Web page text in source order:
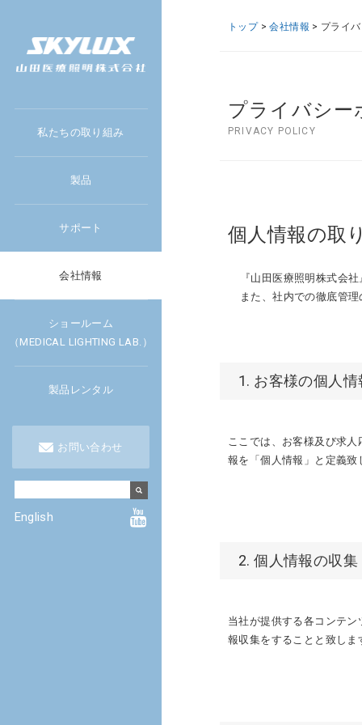
私たちの取り組み
製品
サポート
会社情報
ショールーム
（MEDICAL LIGHTING LAB.）
製品レンタル
お問い合わせ
English
トップ>会社情報 > プライ
プライバシー
PRIVACY POLICY
個人情報の取
『山田医療照明株式会
また、社内での徹底管
1. お客様の個人
ここでは、お客様及び求
報を「個人情報」と定義致
2. 個人情報の収集
当社が提供する各コンテ
報収集をすることと致しま